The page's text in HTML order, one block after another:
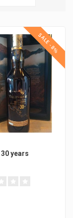
SALE -8%
years